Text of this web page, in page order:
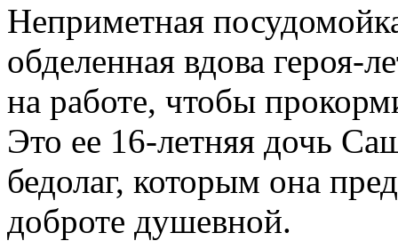
Неприметная
обделенная вдова героя-
на работе, чтобы
Это ее 16-летняя дочь
бедолаг, которым она
доброте душевной.